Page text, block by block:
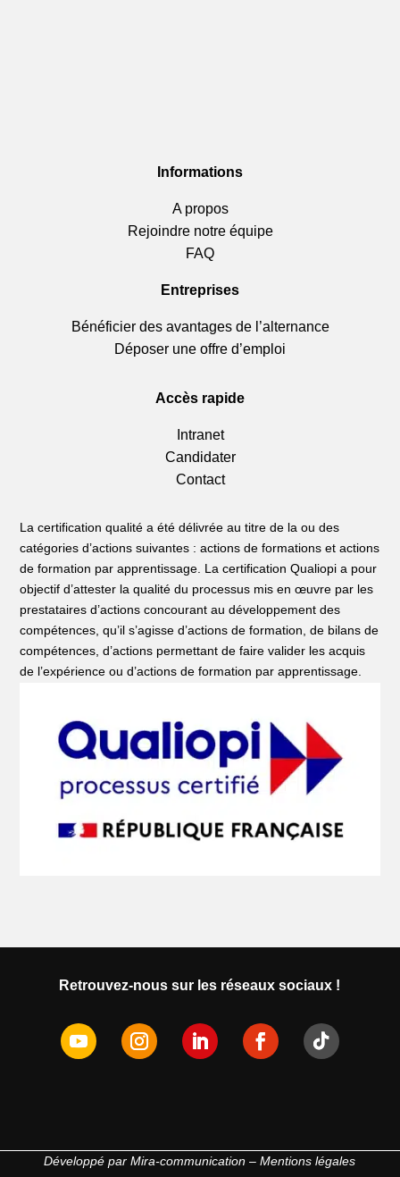
Informations
A propos
Rejoindre notre équipe
FAQ
Entreprises
Bénéficier des avantages de l’alternance
Déposer une offre d’emploi
Accès rapide
Intranet
Candidater
Contact
La certification qualité a été délivrée au titre de la ou des
catégories d’actions suivantes : actions de formations et actions
de formation par apprentissage. La certification Qualiopi a pour
objectif d’attester la qualité du processus mis en œuvre par les
prestataires d’actions concourant au développement des
compétences, qu’il s’agisse d’actions de formation, de bilans de
compétences, d’actions permettant de faire valider les acquis
de l’expérience ou d’actions de formation par apprentissage.
Retrouvez-nous sur les réseaux sociaux !
Développé parMira-communication –Mentions légales